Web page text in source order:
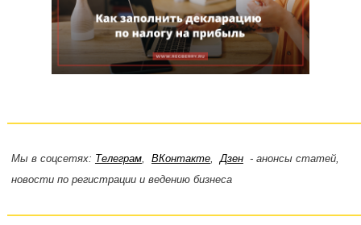
Мы в соцсетях: Телеграм, ВКонтакте, Дзен- анонсы статей,
новости по регистрации и ведению бизнеса